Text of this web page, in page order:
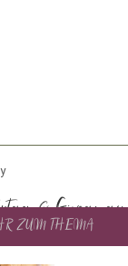
& Giveaway
ZUM THEMA